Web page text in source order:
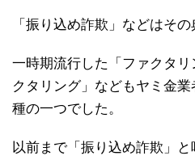
「振り込め詐欺」などはその
一時期流行した「ファクタ
クタリング」などもヤミ金
種の一つでした。
以前まで「振り込め詐欺」